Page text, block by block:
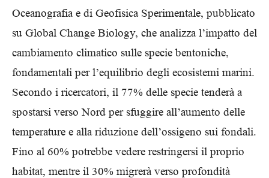
Oceanografia e di Geofisica Sperimentale, pubblicato
su Global Change Biology, che analizza l’impatto del
cambiamento climatico sulle specie bentoniche,
fondamentali per l’equilibrio degli ecosistemi marini.
Secondo i ricercatori, il 77% delle specie tenderà a
spostarsi verso Nord per sfuggire all’aumento delle
temperature e alla riduzione dell’ossigeno sui fondali.
Fino al 60% potrebbe vedere restringersi il proprio
habitat, mentre il 30% migrerà verso profondità